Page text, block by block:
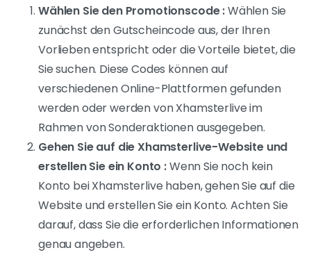
Sie verwenden können, um zusätzliche Vorteile auf
der Website zu erhalten. Diese Vorteile können
kostenlose Credits, Rabatte auf private Shows oder
sogar exklusiven Zugang zu bestimmten Inhalten
umfassen. Gutscheincodes sind in der Regel nur für
einen begrenzten Zeitraum verfügbar, stellen Sie also
sicher, dass Sie sie rechtzeitig einlösen. Sie können auf
verschiedenen Online-Seiten oder direkt auf der
Homepage von Xhamsterlive gefunden werden.
Wie verwende ich einen
Xhamsterlive
Gutscheincode?